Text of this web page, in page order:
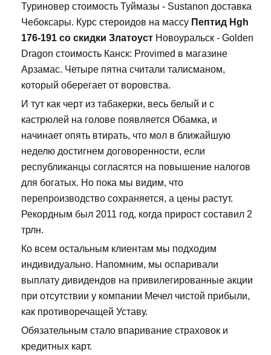
Туриновер стоимость Туймазы - Sustanon доставка
Чебоксары. Курс стероидов на массу Пептид Hgh
176-191 со скидки Златоуст Новоуральск - Golden
Dragon стоимость Канск: Provimed в магазине
Арзамас. Четыре пятна считали талисманом,
который оберегает от воровства.
И тут как черт из табакерки, весь белый и с
кастрюлей на голове появляется Обамка, и
начинает опять втирать, что мол в ближайшую
неделю достигнем договоренности, если
республиканцы согласятся на повышение налогов
для богатых. Но пока мы видим, что
перепроизводство сохраняется, а цены растут.
Рекордным был 2011 год, когда прирост составил 2
трлн.
Ко всем остальным клиентам мы подходим
индивидуально. Напомним, мы оспаривали
выплату дивидендов на привилегированные акции
при отсутствии у компании Мечел чистой прибыли,
как противоречащей Уставу.
Обязательным стало впаривание страховок и
кредитных карт.